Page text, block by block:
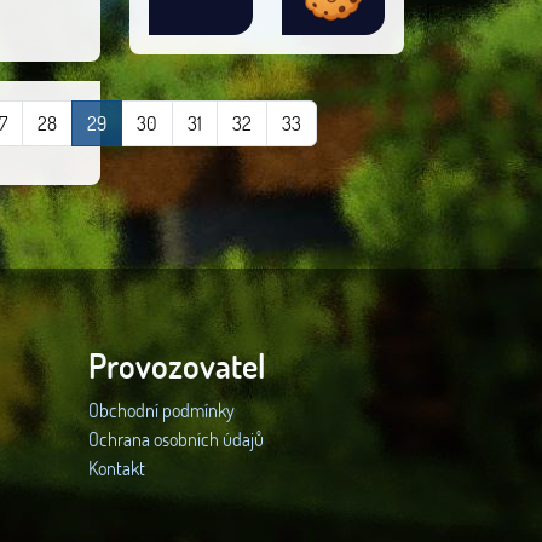
28 29 30 31 32 33
Provozovatel
Obchodní podmínky
Ochrana osobních údajů
Kontakt